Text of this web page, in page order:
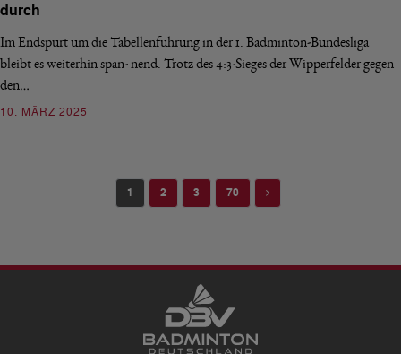
durch
Im Endspurt um die Tabellenführung in der 1. Badminton-Bundesliga
bleibt es weiterhin span- nend. Trotz des 4:3-Sieges der Wipperfelder gegen
den…
10. MÄRZ 2025
1 2 3 70 Next